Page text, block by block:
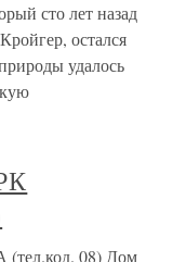
сто лет назад
остался
удалось
08) Дом